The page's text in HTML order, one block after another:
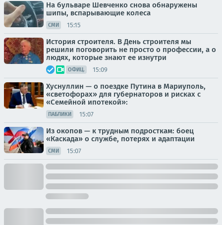
На бульваре Шевченко снова обнаружены
шипы, вспарывающие колеса
СМИ 15:15
История строителя. В День строителя мы
решили поговорить не просто о профессии, а о
людях, которые знают ее изнутри
ОФИЦ. 15:09
Хуснуллин — о поездке Путина в Мариуполь,
«светофорах» для губернаторов и рисках с
«Семейной ипотекой»:
ПАБЛИКИ 15:07
Из окопов — к трудным подросткам: боец
«Каскада» о службе, потерях и адаптации
СМИ 15:07